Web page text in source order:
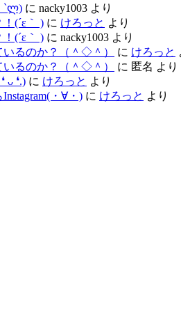
⁠`⁠ლ⁠) に nacky1003 より
(´ε｀ ) に けろっと より
(´ε｀ ) に nacky1003 より
るのか？（＾◇＾）
に けろっと
るのか？（＾◇＾）
に 匿名 より
⁠ᴗ⁠ ⁠❛⁠.⁠) に けろっと より
・⁠∀⁠・⁠) に けろっと より